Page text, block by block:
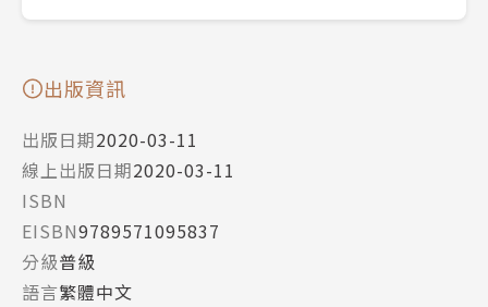
出版資訊
出版日期2020-03-11
線上出版日期2020-03-11
ISBN
EISBN9789571095837
分級普級
語言繁體中文